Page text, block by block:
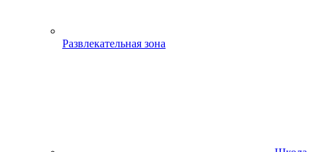
Развлекательная зона